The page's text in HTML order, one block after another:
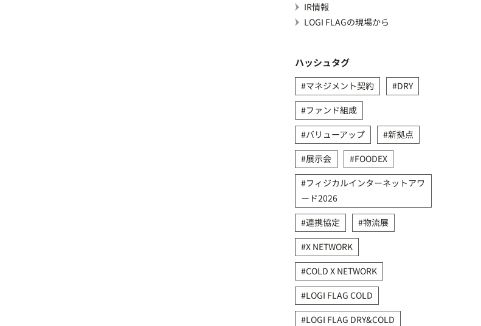
IR情報
LOGI FLAGの現場から
ハッシュタグ
マネジメント契約
DRY
ファンド組成
バリューアップ
新拠点
展示会
FOODEX
フィジカルインターネットアワ
ード2026
連携協定
物流展
X NETWORK
COLD X NETWORK
LOGI FLAG COLD
LOGI FLAG DRY&COLD